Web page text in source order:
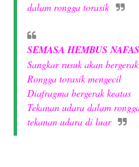
dalam rongga torasik
SEMASA HEMBUS NAFAS
Sangkar rusuk akan
Rongga torasik mengecil
Diafragma bergerak keatas
Tekanan udara dalam
tekanan udara di luar